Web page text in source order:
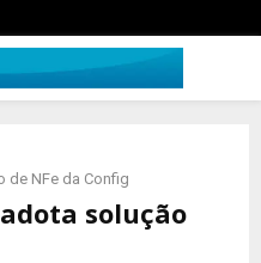
de NFe da Config
solução